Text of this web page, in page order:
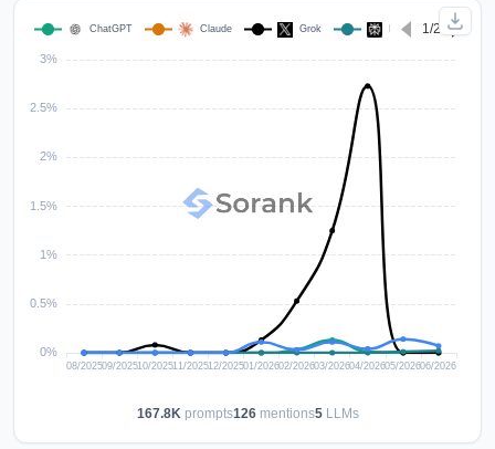
167.8Kprompts126mentions5LLMs